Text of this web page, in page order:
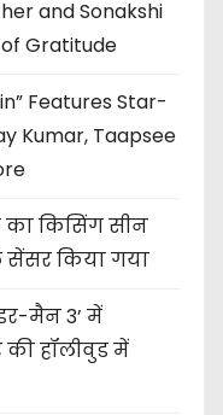
and Sonakshi
Gratitude
Features Star-
Kumar, Taapsee
का किसिंग सीन
सेंसर किया गया
मैन 3’ में
की हॉलीवुड में